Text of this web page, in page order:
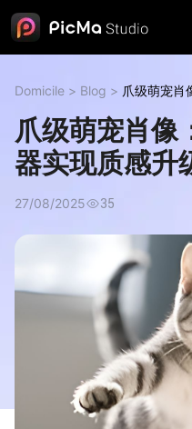
Domicile > Blog > 爪级萌宠肖
爪级萌宠肖像
器实现质感升
27/08/2025 35